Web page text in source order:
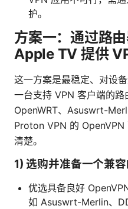
护。
方案一：通过路
Apple TV 提供
这一方案是最稳定、对设
一台支持 VPN 客户端的路
OpenWRT、Asuswrt-
Proton VPN 的 OpenVPN
清楚。
1) 选购并准备一个兼
优选具备良好
如 Asuswrt-Merlin、